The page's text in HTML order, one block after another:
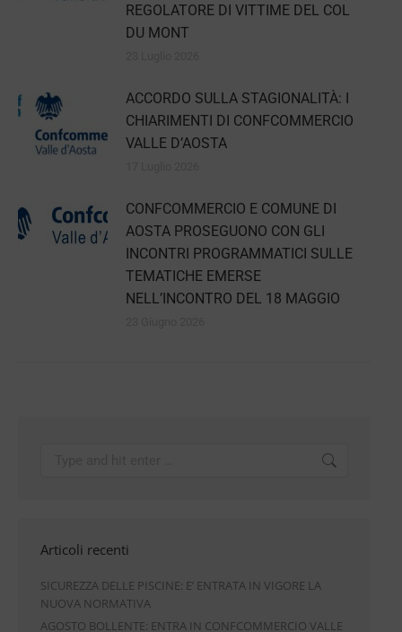
REGOLATORE DI VITTIME DEL COL
DU MONT
ACCORDO SULLA STAGIONALITÀ: I
CHIARIMENTI DI CONFCOMMERCIO
VALLE D’AOSTA
CONFCOMMERCIO E COMUNE DI
AOSTA PROSEGUONO CON GLI
INCONTRI PROGRAMMATICI SULLE
TEMATICHE EMERSE
NELL’INCONTRO DEL 18 MAGGIO
Articoli recenti
SICUREZZA DELLE PISCINE: E’ ENTRATA IN VIGORE LA
NUOVA NORMATIVA
AGOSTO BOLLENTE: ENTRA IN CONFCOMMERCIO VALLE